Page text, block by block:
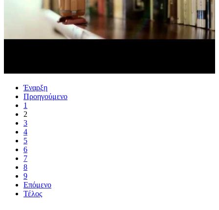
Έναρξη
Προηγούμενο
1
2
3
4
5
6
7
8
9
Επόμενο
Τέλος